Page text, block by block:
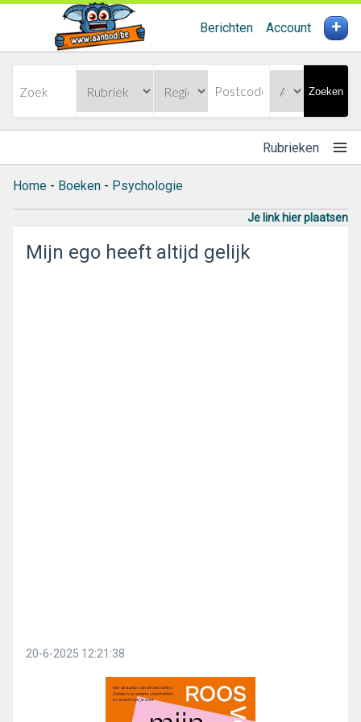
Berichten Account +
Zoeken
Rubrieken
Home - Boeken - Psychologie
Je link hier plaatsen
Mijn ego heeft altijd gelijk
20-6-2025 12:21:38